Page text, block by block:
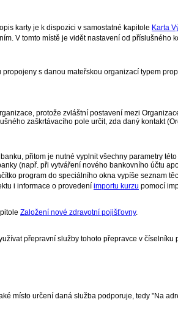
karty je k dispozici v samostatné kapitole Karta
V tomto místě je vidět nastavení od příslušného
propojeny s danou mateřskou organizací typem
protože zvláštní postavení mezi
zaškrtávacího pole určit, zda daný kontakt
přitom je nutné vyplnit všechny parametry
(např. při vytváření nového bankovního účtu
program do speciálního okna vypíše seznam
i informace o provedení importu kurzu pomocí
Založení nové zdravotní pojišťovny.
přepravní služby tohoto přepravce v
místo určení daná služba podporuje, tedy "Na